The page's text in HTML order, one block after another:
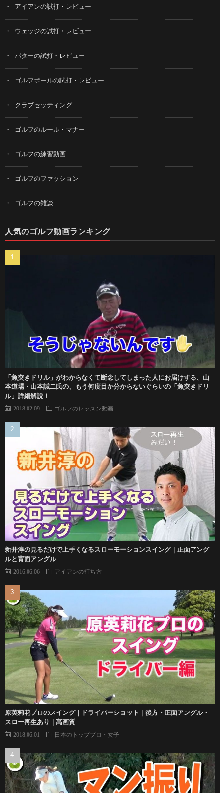
アイアンの試打・レビュー
ウェッジの試打・レビュー
パターの試打・レビュー
ゴルフボールの試打・レビュー
クラブセッティング
ゴルフのルール・マナー
ゴルフの練習動画
ゴルフのファッション
ゴルフの雑談
人気のゴルフ動画ランキング
「魚突きドリル」がわからなくて断念してしまった人にお届けする、山
本道場・山本誠二氏の、もう何度目か分からないぐらいの「魚突きドリ
ル」詳細解説！
2018.02.09 ゴルフのレッスン動画
新井淳の見るだけで上手くなるスローモーションスイング｜正面アング
ルと背面アングル
2016.06.06 アイアンの打ち方
原英莉花プロのスイング｜ドライバーショット｜後方・正面アングル・
スロー再生あり｜高画質
2018.06.01 日本のトッププロ・女子